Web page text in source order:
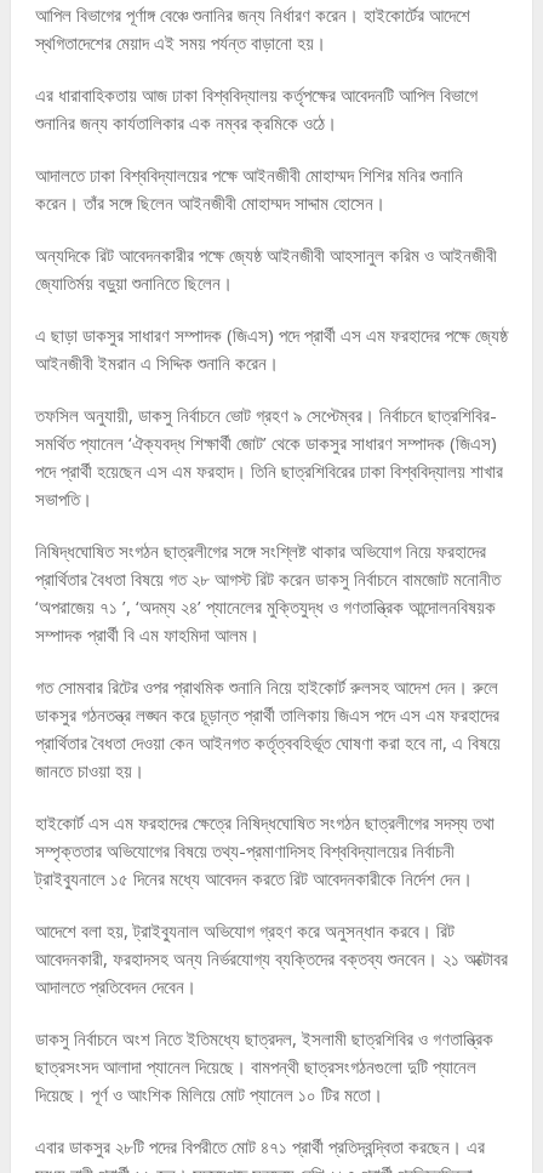
আপিল বিভাগের পূর্ণাঙ্গ বেঞ্চে শুনানির জন্য নির্ধারণ করেন। হাইকোর্টের আদেশে
স্থগিতাদেশের মেয়াদ এই সময় পর্যন্ত বাড়ানো হয়।
এর ধারাবাহিকতায় আজ ঢাকা বিশ্ববিদ্যালয় কর্তৃপক্ষের আবেদনটি আপিল বিভাগে
শুনানির জন্য কার্যতালিকার এক নম্বর ক্রমিকে ওঠে।
আদালতে ঢাকা বিশ্ববিদ্যালয়ের পক্ষে আইনজীবী মোহাম্মদ শিশির মনির শুনানি
করেন। তাঁর সঙ্গে ছিলেন আইনজীবী মোহাম্মদ সাদ্দাম হোসেন।
অন্যদিকে রিট আবেদনকারীর পক্ষে জ্যেষ্ঠ আইনজীবী আহসানুল করিম ও আইনজীবী
জ্যোতির্ময় বড়ুয়া শুনানিতে ছিলেন।
এ ছাড়া ডাকসুর সাধারণ সম্পাদক (জিএস) পদে প্রার্থী এস এম ফরহাদের পক্ষে জ্যেষ্ঠ
আইনজীবী ইমরান এ সিদ্দিক শুনানি করেন।
তফসিল অনুযায়ী, ডাকসু নির্বাচনে ভোট গ্রহণ ৯ সেপ্টেম্বর। নির্বাচনে ছাত্রশিবির-
সমর্থিত প্যানেল ‘ঐক্যবদ্ধ শিক্ষার্থী জোট’ থেকে ডাকসুর সাধারণ সম্পাদক (জিএস)
পদে প্রার্থী হয়েছেন এস এম ফরহাদ। তিনি ছাত্রশিবিরের ঢাকা বিশ্ববিদ্যালয় শাখার
সভাপতি।
নিষিদ্ধঘোষিত সংগঠন ছাত্রলীগের সঙ্গে সংশ্লিষ্ট থাকার অভিযোগ নিয়ে ফরহাদের
প্রার্থিতার বৈধতা বিষয়ে গত ২৮ আগস্ট রিট করেন ডাকসু নির্বাচনে বামজোট মনোনীত
‘অপরাজেয় ৭১ ’, ‘অদম্য ২৪’ প্যানেলের মুক্তিযুদ্ধ ও গণতান্ত্রিক আন্দোলনবিষয়ক
সম্পাদক প্রার্থী বি এম ফাহমিদা আলম।
গত সোমবার রিটের ওপর প্রাথমিক শুনানি নিয়ে হাইকোর্ট রুলসহ আদেশ দেন। রুলে
ডাকসুর গঠনতন্ত্র লঙ্ঘন করে চূড়ান্ত প্রার্থী তালিকায় জিএস পদে এস এম ফরহাদের
প্রার্থিতার বৈধতা দেওয়া কেন আইনগত কর্তৃত্ববহির্ভূত ঘোষণা করা হবে না, এ বিষয়ে
জানতে চাওয়া হয়।
হাইকোর্ট এস এম ফরহাদের ক্ষেত্রে নিষিদ্ধঘোষিত সংগঠন ছাত্রলীগের সদস্য তথা
সম্পৃক্ততার অভিযোগের বিষয়ে তথ্য-প্রমাণাদিসহ বিশ্ববিদ্যালয়ের নির্বাচনী
ট্রাইব্যুনালে ১৫ দিনের মধ্যে আবেদন করতে রিট আবেদনকারীকে নির্দেশ দেন।
আদেশে বলা হয়, ট্রাইব্যুনাল অভিযোগ গ্রহণ করে অনুসন্ধান করবে। রিট
আবেদনকারী, ফরহাদসহ অন্য নির্ভরযোগ্য ব্যক্তিদের বক্তব্য শুনবেন। ২১ অক্টোবর
আদালতে প্রতিবেদন দেবেন।
ডাকসু নির্বাচনে অংশ নিতে ইতিমধ্যে ছাত্রদল, ইসলামী ছাত্রশিবির ও গণতান্ত্রিক
ছাত্রসংসদ আলাদা প্যানেল দিয়েছে। বামপন্থী ছাত্রসংগঠনগুলো দুটি প্যানেল
দিয়েছে। পূর্ণ ও আংশিক মিলিয়ে মোট প্যানেল ১০ টির মতো।
এবার ডাকসুর ২৮টি পদের বিপরীতে মোট ৪৭১ প্রার্থী প্রতিদ্বন্দ্বিতা করছেন। এর